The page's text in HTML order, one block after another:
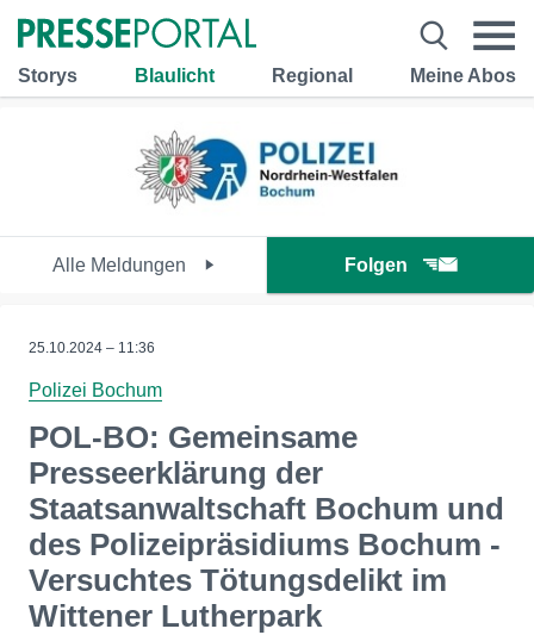
Storys Blaulicht Regional Meine Abos
Alle Meldungen Folgen
25.10.2024 – 11:36
Polizei Bochum
POL-BO: Gemeinsame
Presseerklärung der
Staatsanwaltschaft Bochum und
des Polizeipräsidiums Bochum -
Versuchtes Tötungsdelikt im
Wittener Lutherpark